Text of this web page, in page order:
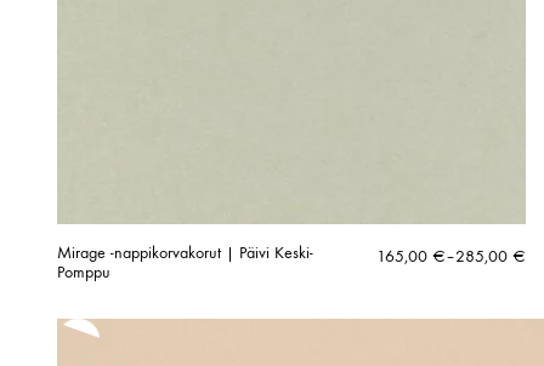
Mirage -nappikorvakorut | Päivi Keski-
Pomppu
165,00 €–285,00 €
Hintaluokka: